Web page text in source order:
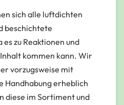
sich alle luftdichten
beschichtete
zu Reaktionen und
kommen kann. Wir
vorzugsweise mit
Handhabung erheblich
diese im Sortiment und